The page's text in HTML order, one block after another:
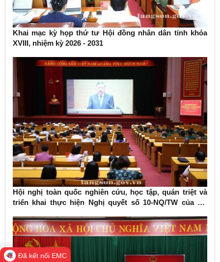
Khai mạc kỳ họp thứ tư Hội đồng nhân dân tỉnh khóa
XVIII, nhiệm kỳ 2026 - 2031
Hội nghị toàn quốc nghiên cứu, học tập, quán triệt và
triển khai thực hiện Nghị quyết số 10-NQ/TW của Bộ
Đã kết nối EMC